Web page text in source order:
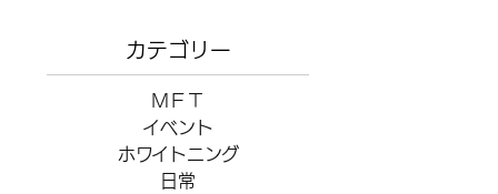
カテゴリー
ＭＦＴ
イベント
ホワイトニング
日常